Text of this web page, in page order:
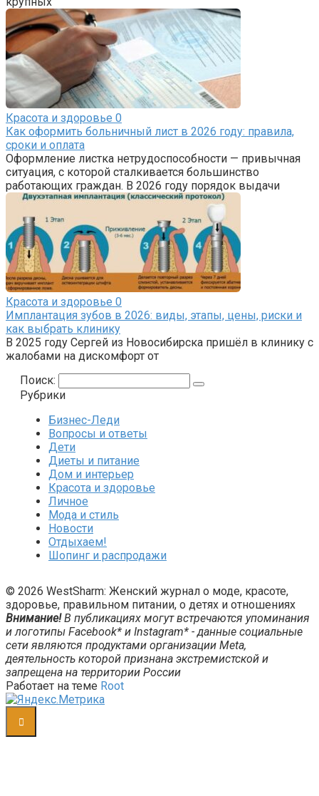
Красота и здоровье 0
Как оформить больничный лист в 2026 году: правила,
сроки и оплата
Оформление листка нетрудоспособности — привычная
ситуация, с которой сталкивается большинство
работающих граждан. В 2026 году порядок выдачи
Красота и здоровье 0
Имплантация зубов в 2026: виды, этапы, цены, риски и
как выбрать клинику
В 2025 году Сергей из Новосибирска пришёл в клинику с
жалобами на дискомфорт от
Поиск:
Рубрики
Бизнес-Леди
Вопросы и ответы
Дети
Диеты и питание
Дом и интерьер
Красота и здоровье
Личное
Мода и стиль
Новости
Отдыхаем!
Шопинг и распродажи
© 2026 WestSharm: Женский журнал о моде, красоте,
здоровье, правильном питании, о детях и отношениях
Внимание!В публикациях могут встречаются упоминания
и логотипы Facebook* и Instagram* - данные социальные
сети являются продуктами организации Meta,
деятельность которой признана экстремистской и
запрещена на территории России
Работает на теме Root